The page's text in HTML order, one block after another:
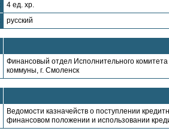
4 ед. хр.
русский
Финансовый отдел Исполнительного
коммуны, г. Смоленск
Ведомости казначейств о поступлении
финансовом положении и использовании